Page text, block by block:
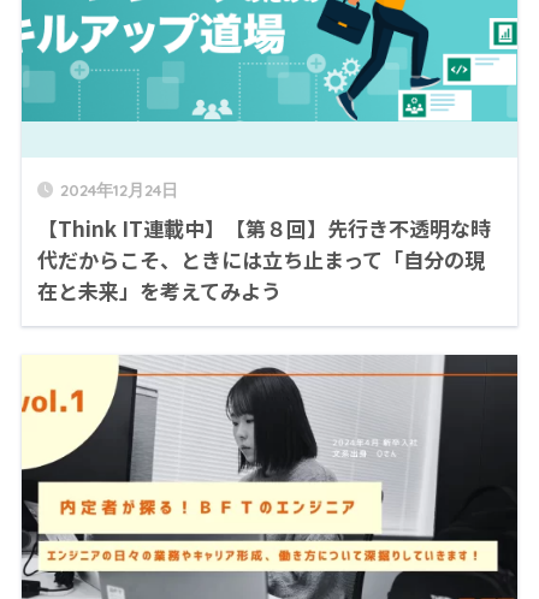
2024年12月24日
【Think IT連載中】【第８回】先行き不透明な時
代だからこそ、ときには立ち止まって「自分の現
在と未来」を考えてみよう